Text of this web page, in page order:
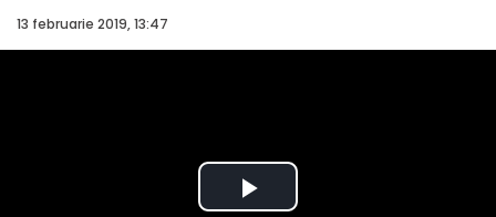
13 februarie 2019, 13:47